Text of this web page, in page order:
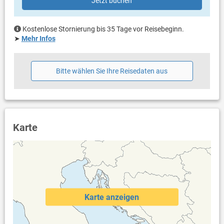
Handtücher vorhanden
Fön
Waschmaschine in der Unterkunft
Internet per WLAN
Kostenlose Stornierung bis 35 Tage vor Reisebeginn.
➤ Mehr Infos
Bitte wählen Sie Ihre Reisedaten aus
Karte
Karte anzeigen